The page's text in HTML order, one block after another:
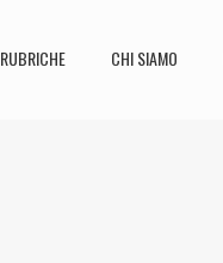
RUBRICHE CHI SIAMO